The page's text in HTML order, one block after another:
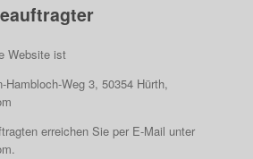
Website ist
Hambloch-Weg 3, 50354 Hürth,
erreichen Sie per E-Mail unter